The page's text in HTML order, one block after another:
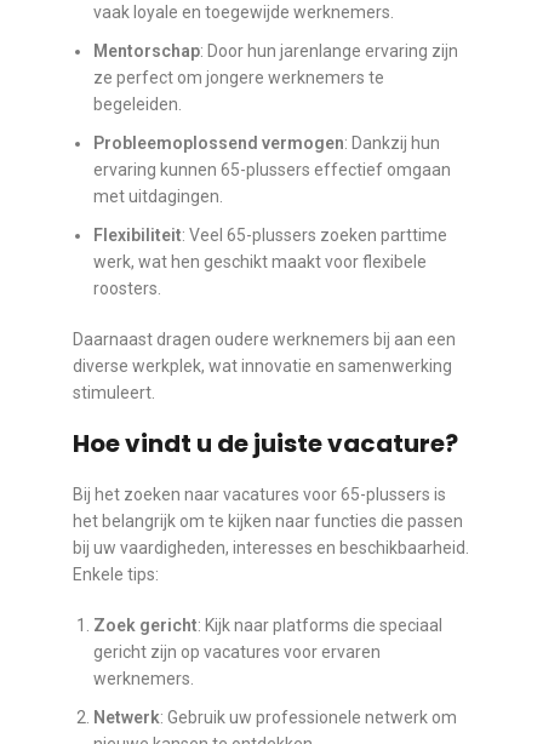
vaak loyale en toegewijde werknemers.
Mentorschap: Door hun jarenlange ervaring zijn
ze perfect om jongere werknemers te
begeleiden.
Probleemoplossend vermogen: Dankzij hun
ervaring kunnen 65-plussers effectief omgaan
met uitdagingen.
Flexibiliteit: Veel 65-plussers zoeken parttime
werk, wat hen geschikt maakt voor flexibele
roosters.
Daarnaast dragen oudere werknemers bij aan een
diverse werkplek, wat innovatie en samenwerking
stimuleert.
Hoe vindt u de juiste vacature?
Bij het zoeken naar vacatures voor 65-plussers is
het belangrijk om te kijken naar functies die passen
bij uw vaardigheden, interesses en beschikbaarheid.
Enkele tips:
Zoek gericht: Kijk naar platforms die speciaal
gericht zijn op vacatures voor ervaren
werknemers.
Netwerk: Gebruik uw professionele netwerk om